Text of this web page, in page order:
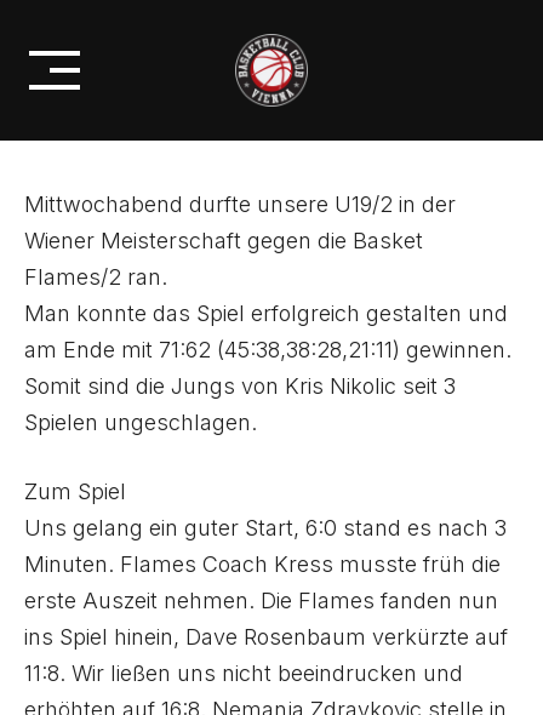
contentMU19/2: DRITTER SIEG IN SERIE
Mittwochabend durfte unsere U19/2 in der
Wiener Meisterschaft gegen die Basket
Flames/2 ran.
Man konnte das Spiel erfolgreich gestalten und
am Ende mit 71:62 (45:38,38:28,21:11) gewinnen.
Somit sind die Jungs von Kris Nikolic seit 3
Spielen ungeschlagen.
Zum Spiel
Uns gelang ein guter Start, 6:0 stand es nach 3
Minuten. Flames Coach Kress musste früh die
erste Auszeit nehmen. Die Flames fanden nun
ins Spiel hinein, Dave Rosenbaum verkürzte auf
11:8. Wir ließen uns nicht beeindrucken und
erhöhten auf 16:8. Nemanja Zdravkovic stelle in